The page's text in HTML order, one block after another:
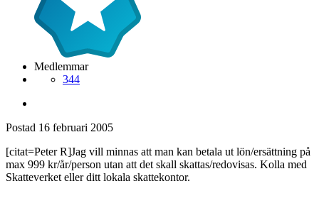
Medlemmar
344
Postad 16 februari 2005
[citat=Peter R]Jag vill minnas att man kan betala ut lön/ersättning på
max 999 kr/år/person utan att det skall skattas/redovisas. Kolla med
Skatteverket eller ditt lokala skattekontor.